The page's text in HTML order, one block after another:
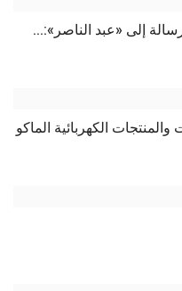
إلى «عبد الناصر»:...
الكهربائية الماكو